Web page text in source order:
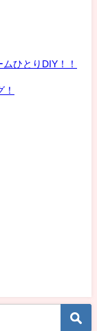
ひとりDIY！！